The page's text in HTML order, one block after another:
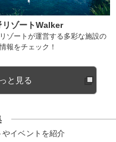
リゾートWalker
ゾートが運営する多彩な施設の
報をチェック！
と見る
イベントを紹介